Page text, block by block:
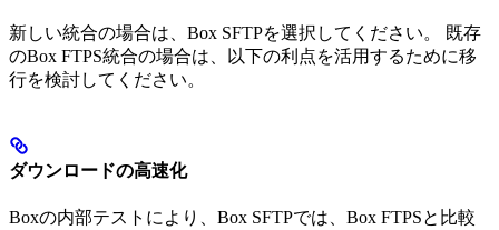
新しい統合の場合は、Box SFTPを選択してください。 既存
のBox FTPS統合の場合は、以下の利点を活用するために移
行を検討してください。
ダウンロードの高速化
Boxの内部テストにより、Box SFTPでは、Box FTPSと比較